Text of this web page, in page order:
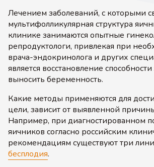
Лечением заболеваний, с которыми
мультифолликулярная структура
клинике занимаются опытные
репродуктологи, привлекая при
врача-эндокринолога и других
является восстановление
выносить беременность.
Какие методы применяются для
цели, зависит от выявленной
Например, при диагностированном
яичников согласно российским
рекомендациям существуют три
бесплодия.